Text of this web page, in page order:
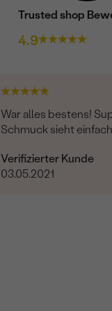
Trusted shop
4.9
War alles bestens!
Schmuck sieht
Verifizierter Kunde
03.05.2021